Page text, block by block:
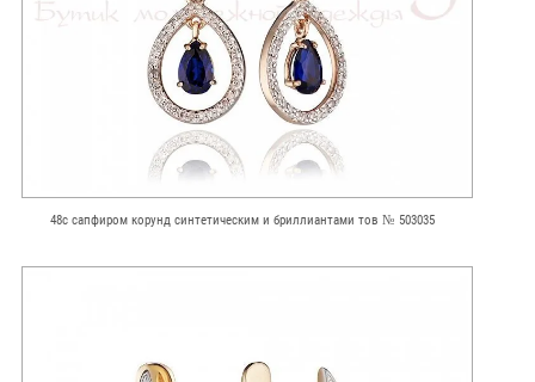
48с сапфиром корунд синтетическим и бриллиантами тов № 503035